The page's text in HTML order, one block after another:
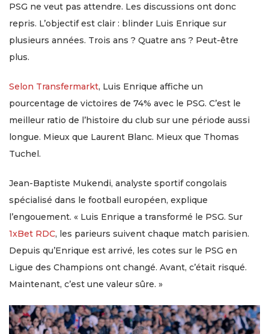
PSG ne veut pas attendre. Les discussions ont donc
repris. L’objectif est clair : blinder Luis Enrique sur
plusieurs années. Trois ans ? Quatre ans ? Peut-être
plus.
Selon Transfermarkt, Luis Enrique affiche un
pourcentage de victoires de 74% avec le PSG. C’est le
meilleur ratio de l’histoire du club sur une période aussi
longue. Mieux que Laurent Blanc. Mieux que Thomas
Tuchel.
Jean-Baptiste Mukendi, analyste sportif congolais
spécialisé dans le football européen, explique
l’engouement. « Luis Enrique a transformé le PSG. Sur
1xBet RDC, les parieurs suivent chaque match parisien.
Depuis qu’Enrique est arrivé, les cotes sur le PSG en
Ligue des Champions ont changé. Avant, c’était risqué.
Maintenant, c’est une valeur sûre. »